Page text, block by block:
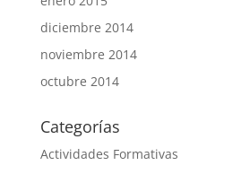
diciembre 2014
noviembre 2014
octubre 2014
Categorías
Actividades Formativas